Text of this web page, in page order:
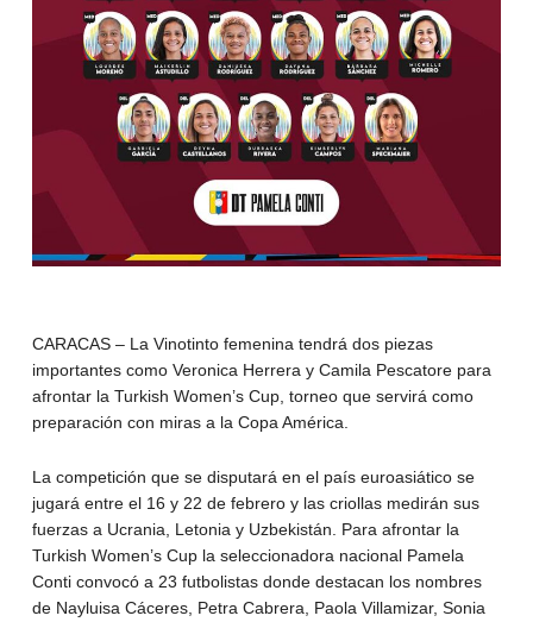
CARACAS – La Vinotinto femenina tendrá dos piezas
importantes como Veronica Herrera y Camila Pescatore para
afrontar la Turkish Women’s Cup, torneo que servirá como
preparación con miras a la Copa América.
La competición que se disputará en el país euroasiático se
jugará entre el 16 y 22 de febrero y las criollas medirán sus
fuerzas a Ucrania, Letonia y Uzbekistán. Para afrontar la
Turkish Women’s Cup la seleccionadora nacional Pamela
Conti convocó a 23 futbolistas donde destacan los nombres
de Nayluisa Cáceres, Petra Cabrera, Paola Villamizar, Sonia